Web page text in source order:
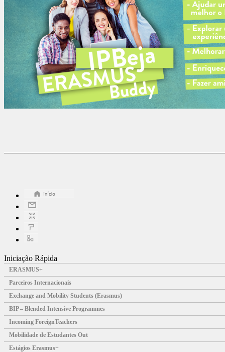
Iniciação Rápida
ERASMUS+
Parceiros Internacionais
Exchange and Mobility Students (Erasmus)
BIP – Blended Intensive Programmes
Incoming ForeignTeachers
Mobilidade de Estudantes Out
Estágios Erasmus+